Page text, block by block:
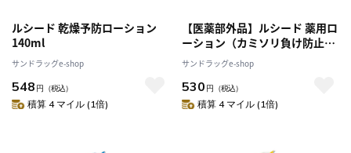
ルシード 乾燥予防ローション
140ml
サンドラッグe-shop
548 円 （税込）
積算 4 マイル (1倍)
【医薬部外品】ルシード 薬用ロ
ーション（カミソリ負け防止）
140ml
サンドラッグe-shop
530 円 （税込）
積算 4 マイル (1倍)